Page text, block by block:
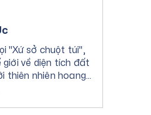
"Xứ sở chuột túi",
về diện tích đất
thiên nhiên hoang
dạng và con